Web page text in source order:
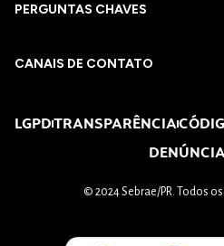
PERGUNTAS CHAVES​
CANAIS DE CONTATO
LGPDTRANSPARÊNCIA
© 2024 Sebrae/PR. Todos